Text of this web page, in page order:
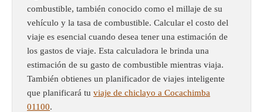
combustible, también conocido como el millaje de su
vehículo y la tasa de combustible. Calcular el costo del
viaje es esencial cuando desea tener una estimación de
los gastos de viaje. Esta calculadora le brinda una
estimación de su gasto de combustible mientras viaja.
También obtienes un planificador de viajes inteligente
que planificará tu viaje de chiclayo a Cocachimba
01100.